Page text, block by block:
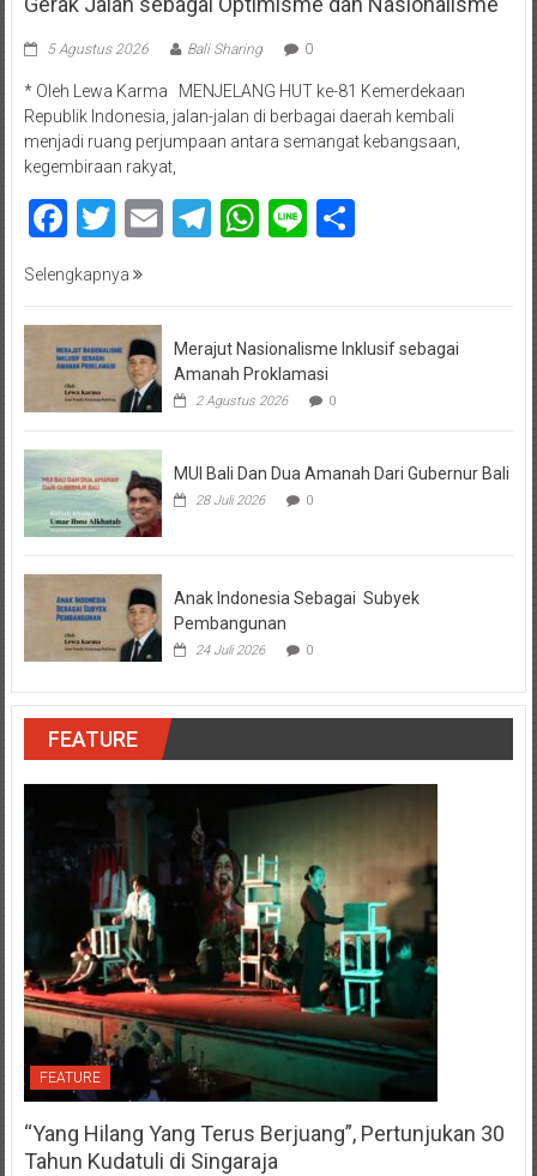
5 Agustus 2026 Bali Sharing 0
* Oleh Lewa Karma MENJELANG HUT ke-81 Kemerdekaan
Republik Indonesia, jalan-jalan di berbagai daerah kembali
menjadi ruang perjumpaan antara semangat kebangsaan,
kegembiraan rakyat,
Facebook
Twitter
EmailTelegram
WhatsApp
LineShare
Selengkapnya
Merajut Nasionalisme Inklusif sebagai
Amanah Proklamasi
2 Agustus 2026 0
MUI Bali Dan Dua Amanah Dari Gubernur Bali
28 Juli 2026 0
Anak Indonesia Sebagai Subyek
Pembangunan
24 Juli 2026 0
FEATURE
FEATURE
“Yang Hilang Yang Terus Berjuang”, Pertunjukan 30
Tahun Kudatuli di Singaraja